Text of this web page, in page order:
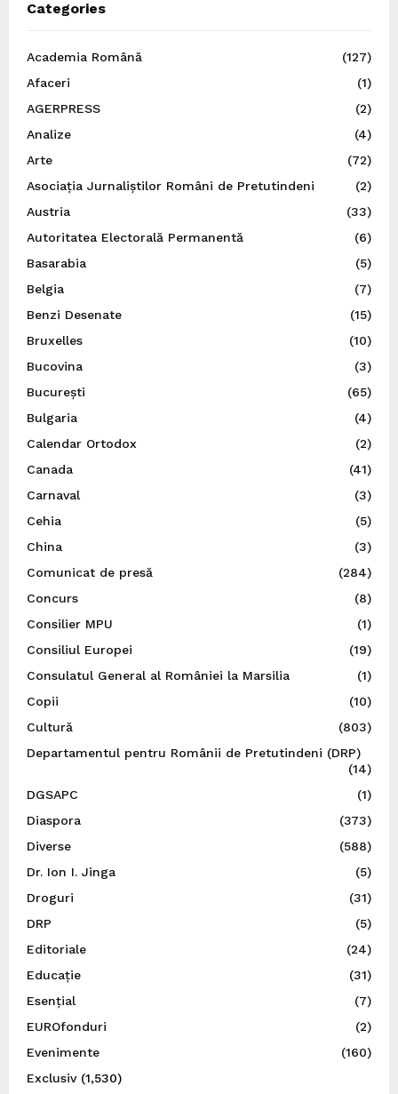
Categories
Academia Română
(127)
Afaceri
(1)
AGERPRESS
(2)
Analize
(4)
Arte
(72)
Asociația Jurnaliștilor Români de Pretutindeni
(2)
Austria
(33)
Autoritatea Electorală Permanentă
(6)
Basarabia
(5)
Belgia
(7)
Benzi Desenate
(15)
Bruxelles
(10)
Bucovina
(3)
București
(65)
Bulgaria
(4)
Calendar Ortodox
(2)
Canada
(41)
Carnaval
(3)
Cehia
(5)
China
(3)
Comunicat de presă
(284)
Concurs
(8)
Consilier MPU
(1)
Consiliul Europei
(19)
Consulatul General al României la Marsilia
(1)
Copii
(10)
Cultură
(803)
Departamentul pentru Românii de Pretutindeni (DRP)
(14)
DGSAPC
(1)
Diaspora
(373)
Diverse
(588)
Dr. Ion I. Jinga
(5)
Droguri
(31)
DRP
(5)
Editoriale
(24)
Educație
(31)
Esențial
(7)
EUROfonduri
(2)
Evenimente
(160)
Exclusiv(1,530)